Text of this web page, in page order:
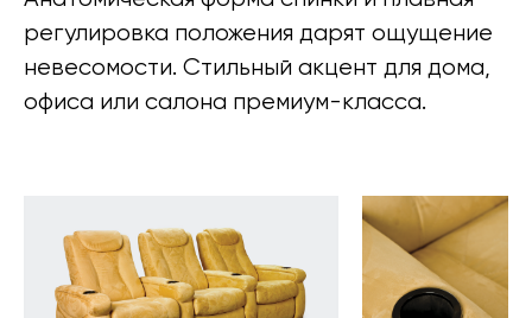
регулировка положения дарят ощущение
невесомости. Стильный акцент для дома,
офиса или салона премиум-класса.